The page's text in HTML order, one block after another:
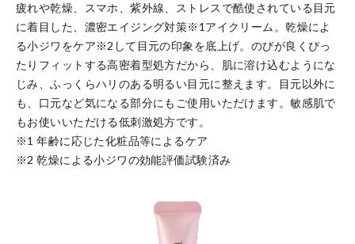
疲れや乾燥、スマホ、紫外線、ストレスで酷使されている目元
に着目した、濃密エイジング対策※1アイクリーム。乾燥によ
る小ジワをケア※2して目元の印象を底上げ。のびが良くぴっ
たりフィットする高密着型処方だから、肌に溶け込むようにな
じみ、ふっくらハリのある明るい目元に整えます。目元以外に
も、口元など気になる部分にもご使用いただけます。敏感肌で
もお使いいただける低刺激処方です。
※1 年齢に応じた化粧品等によるケア
※2 乾燥による小ジワの効能評価試験済み